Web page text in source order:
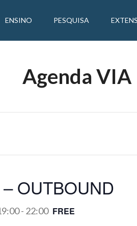
ENSINO PESQUISA
Agenda VIA
OUTBOUND
- 22:00 FREE